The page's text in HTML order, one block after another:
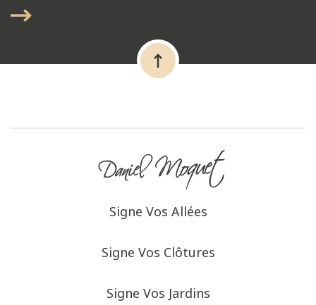
Signe Vos Allées
Signe Vos Clôtures
Signe Vos Jardins